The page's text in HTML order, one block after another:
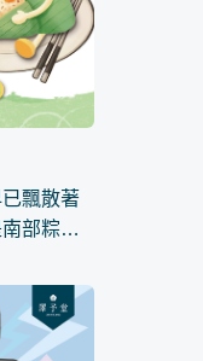
飄散著
部粽的
是讓人
少人...